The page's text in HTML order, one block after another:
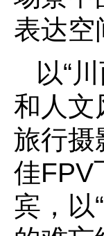
表达空
以“
和人文
旅行摄
佳FPV
宾，以